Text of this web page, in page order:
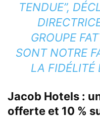
TENDUE”,
GROUPE
SONT NOTRE
LA FIDÉLITÉ
Jacob Hotels :
offerte et 10 %